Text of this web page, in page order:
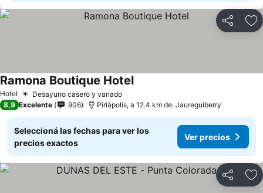
Compartir
Hotel Desayuno casero y variado
Ramona Boutique Hotel
8,9 Excelente 906 Piriápolis, a 12.4 km de: Jaureguiberry
Seleccioná las fechas para ver los
precios exactos
Ver precios
Compartir